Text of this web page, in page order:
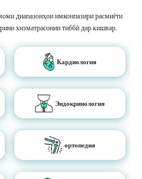
диапазонҳои имконпазири расмиёти
хизматрасонии тиббӣ дар кишвар.
Кардиология
Эндокринология
ортопедия